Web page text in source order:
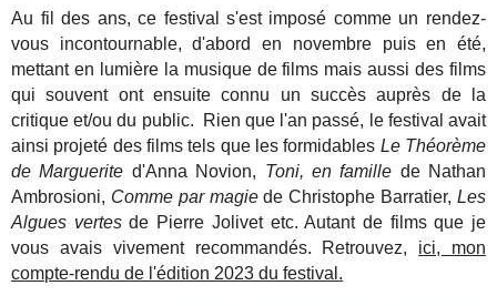
Au fil des ans, ce festival s'est imposé comme un rendez-
vous incontournable, d'abord en novembre puis en été,
mettant en lumière la musique de films mais aussi des films
qui souvent ont ensuite connu un succès auprès de la
critique et/ou du public. Rien que l'an passé, le festival avait
ainsi projeté des films tels que les formidables Le Théorème
de Marguerite d'Anna Novion, Toni, en famille de Nathan
Ambrosioni, Comme par magiede Christophe Barratier, Les
Algues vertesde Pierre Jolivet etc. Autant de films que je
vous avais vivement recommandés. Retrouvez, ici, mon
compte-rendu de l'édition 2023 du festival.